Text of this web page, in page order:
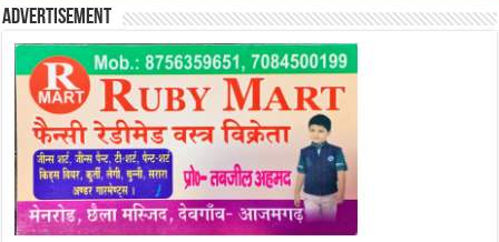
Advertisement